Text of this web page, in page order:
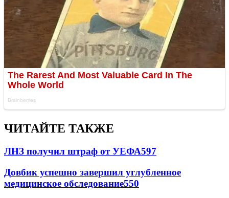
ЧИТАЙТЕ ТАКЖЕ
ЛНЗ получил штраф от УЕФА597
Довбик успешно завершил углубленное
медицинское обследование550